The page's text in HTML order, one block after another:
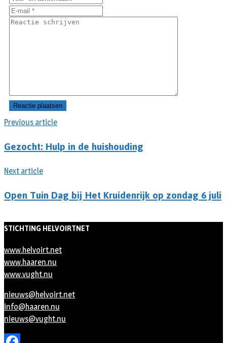
Previous article
Gezocht: Hulp in de huishouding
Next article
Open Tuin Dag bij Het Kruidenrijk op zondag 6 juli
STICHTING HELVOIRTNET
www.helvoirt.net
www.haaren.nu
www.vught.nu
nieuws@helvoirt.net
info@haaren.nu
nieuws@vught.nu